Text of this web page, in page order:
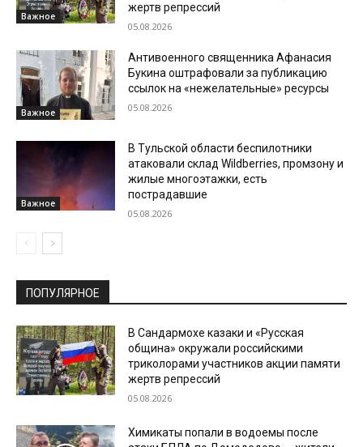
Важное
жертв репрессий
05.08.2026
Важное
Антивоенного священника Афанасия
Букина оштрафовали за публикацию
ссылок на «нежелательные» ресурсы
05.08.2026
Важное
В Тульской области беспилотники
атаковали склад Wildberries, промзону и
жилые многоэтажки, есть
пострадавшие
05.08.2026
ПОПУЛЯРНОЕ
В Сандармохе казаки и «Русская
община» окружали российскими
триколорами участников акции памяти
жертв репрессий
05.08.2026
Химикаты попали в водоемы после